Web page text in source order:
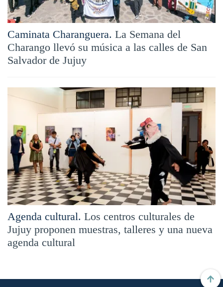
Caminata Charanguera. La Semana del
Charango llevó su música a las calles de San
Salvador de Jujuy
Agenda cultural. Los centros culturales de
Jujuy proponen muestras, talleres y una nueva
agenda cultural